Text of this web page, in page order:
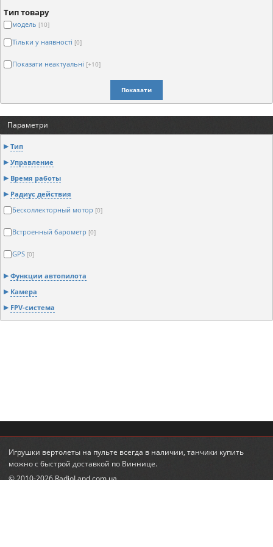
Тип товару
модель [10]
Тільки у наявності [0]
Показати неактуальні [+10]
Показати
Параметри
Тип
Управление
Время работы
Радиус действия
Бесколлекторный мотор [0]
Встроенный барометр [0]
GPS [0]
Функции автопилота
Камера
FPV-система
Игрушки вертолеты на пульте всегда в наличии, танчики купить
можно с быстрой доставкой по Виннице.
© 2010-2026 RadioLand.com.ua